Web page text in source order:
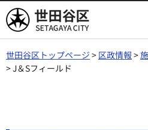
世田谷区
世田谷区トップページ > 区政情報 >
> J＆Sフィールド